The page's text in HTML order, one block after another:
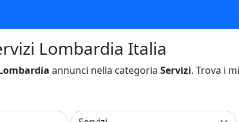
Lombardia Italia
annunci nella categoria Servizi. Trova i